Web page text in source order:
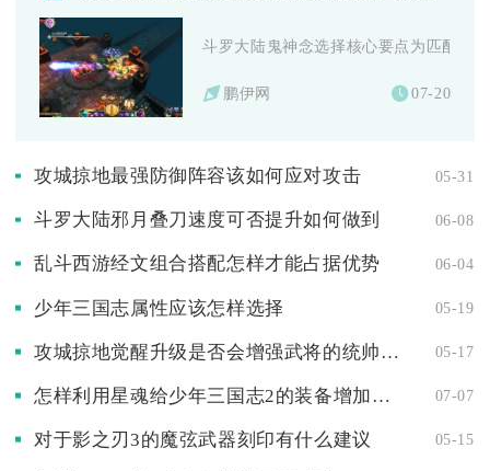
斗罗大陆鬼神念选择核心要点为匹配武
鹏伊网 07-20
攻城掠地最强防御阵容该如何应对攻击 05-31
斗罗大陆邪月叠刀速度可否提升如何做到 06-08
乱斗西游经文组合搭配怎样才能占据优势 06-04
少年三国志属性应该怎样选择 05-19
攻城掠地觉醒升级是否会增强武将的统帅属性 05-17
怎样利用星魂给少年三国志2的装备增加属性 07-07
对于影之刃3的魔弦武器刻印有什么建议 05-15